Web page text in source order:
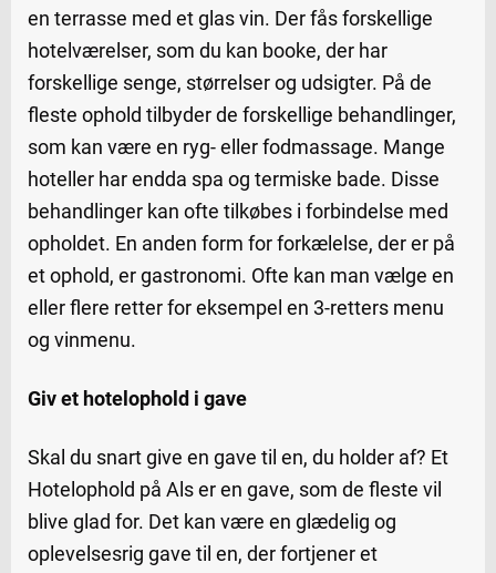
en terrasse med et glas vin. Der fås forskellige
hotelværelser, som du kan booke, der har
forskellige senge, størrelser og udsigter. På de
fleste ophold tilbyder de forskellige behandlinger,
som kan være en ryg- eller fodmassage. Mange
hoteller har endda spa og termiske bade. Disse
behandlinger kan ofte tilkøbes i forbindelse med
opholdet. En anden form for forkælelse, der er på
et ophold, er gastronomi. Ofte kan man vælge en
eller flere retter for eksempel en 3-retters menu
og vinmenu.
Giv et hotelophold i gave
Skal du snart give en gave til en, du holder af? Et
Hotelophold på Als er en gave, som de fleste vil
blive glad for. Det kan være en glædelig og
oplevelsesrig gave til en, der fortjener et